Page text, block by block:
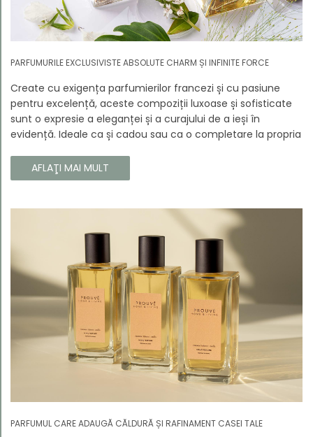
PARFUMURILE EXCLUSIVISTE ABSOLUTE CHARM ȘI INFINITE FORCE
Create cu exigența parfumierilor francezi și cu pasiune
pentru excelență, aceste compoziții luxoase și sofisticate
sunt o expresie a eleganței și a curajului de a ieși în
evidență. Ideale ca și cadou sau ca o completare la propria
să atragă atenția și să emane un caracter unic și puternic.
AFLAŢI MAI MULT
PARFUMUL CARE ADAUGĂ CĂLDURĂ ȘI RAFINAMENT CASEI TALE